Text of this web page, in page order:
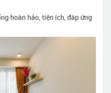
hoàn hảo, tiện ích, đáp ứng